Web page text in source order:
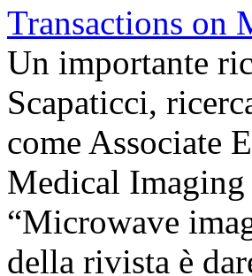
Un importante
Scapaticci,
come Associate
Medical
“Microwave
della rivista è